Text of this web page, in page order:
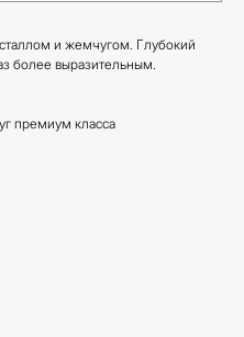
и жемчугом. Глубокий
более выразительным.
премиум класса